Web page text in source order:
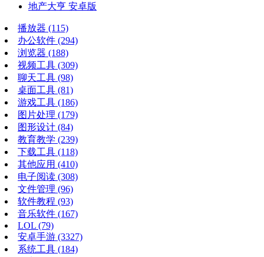
地产大亨 安卓版
播放器 (115)
办公软件 (294)
浏览器 (188)
视频工具 (309)
聊天工具 (98)
桌面工具 (81)
游戏工具 (186)
图片处理 (179)
图形设计 (84)
教育教学 (239)
下载工具 (118)
其他应用 (410)
电子阅读 (308)
文件管理 (96)
软件教程 (93)
音乐软件 (167)
LOL (79)
安卓手游 (3327)
系统工具 (184)